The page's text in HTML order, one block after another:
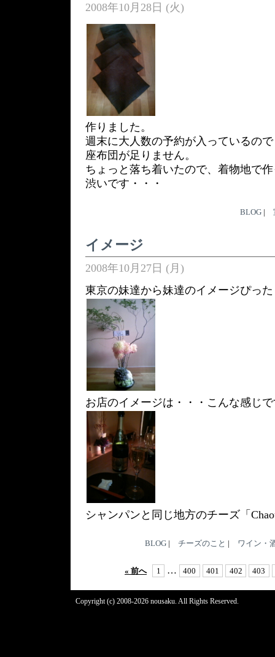
2008年10月28日 (火)
作りました。
週末に大人数の予約が入っているので
座布団が足りません。
ちょっと落ち着いたので、着物地で
渋いです・・・
BLOG |
イメージ
2008年10月27日 (月)
東京の妹達から妹達のイメージぴっ
お店のイメージは・・・こんな感じ
シャンパンと同じ地方のチーズ「
BLOG | チーズのこと | ワイン・
« 前へ 1 … 400 401 402 403
Copyright (c) 2008-2026 nousaku. All Rights Reserved.